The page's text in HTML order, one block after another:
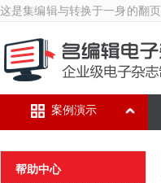
这是集编辑与转换于一身的翻页
案例演示
帮助中心